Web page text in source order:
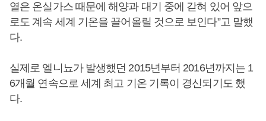
열은 온실가스 때문에 해양과 대기 중에 갇혀 있어 앞으
로도 계속 세계 기온을 끌어올릴 것으로 보인다”고 말했
다.
실제로 엘니뇨가 발생했던 2015년부터 2016년까지는 1
6개월 연속으로 세계 최고 기온 기록이 경신되기도 했
다.